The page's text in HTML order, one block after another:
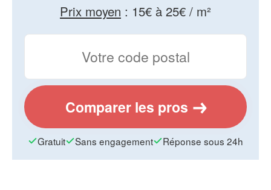
Prix moyen : 15€ à 25€ / m²
Comparer les pros
Gratuit Sans engagement Réponse sous 24h